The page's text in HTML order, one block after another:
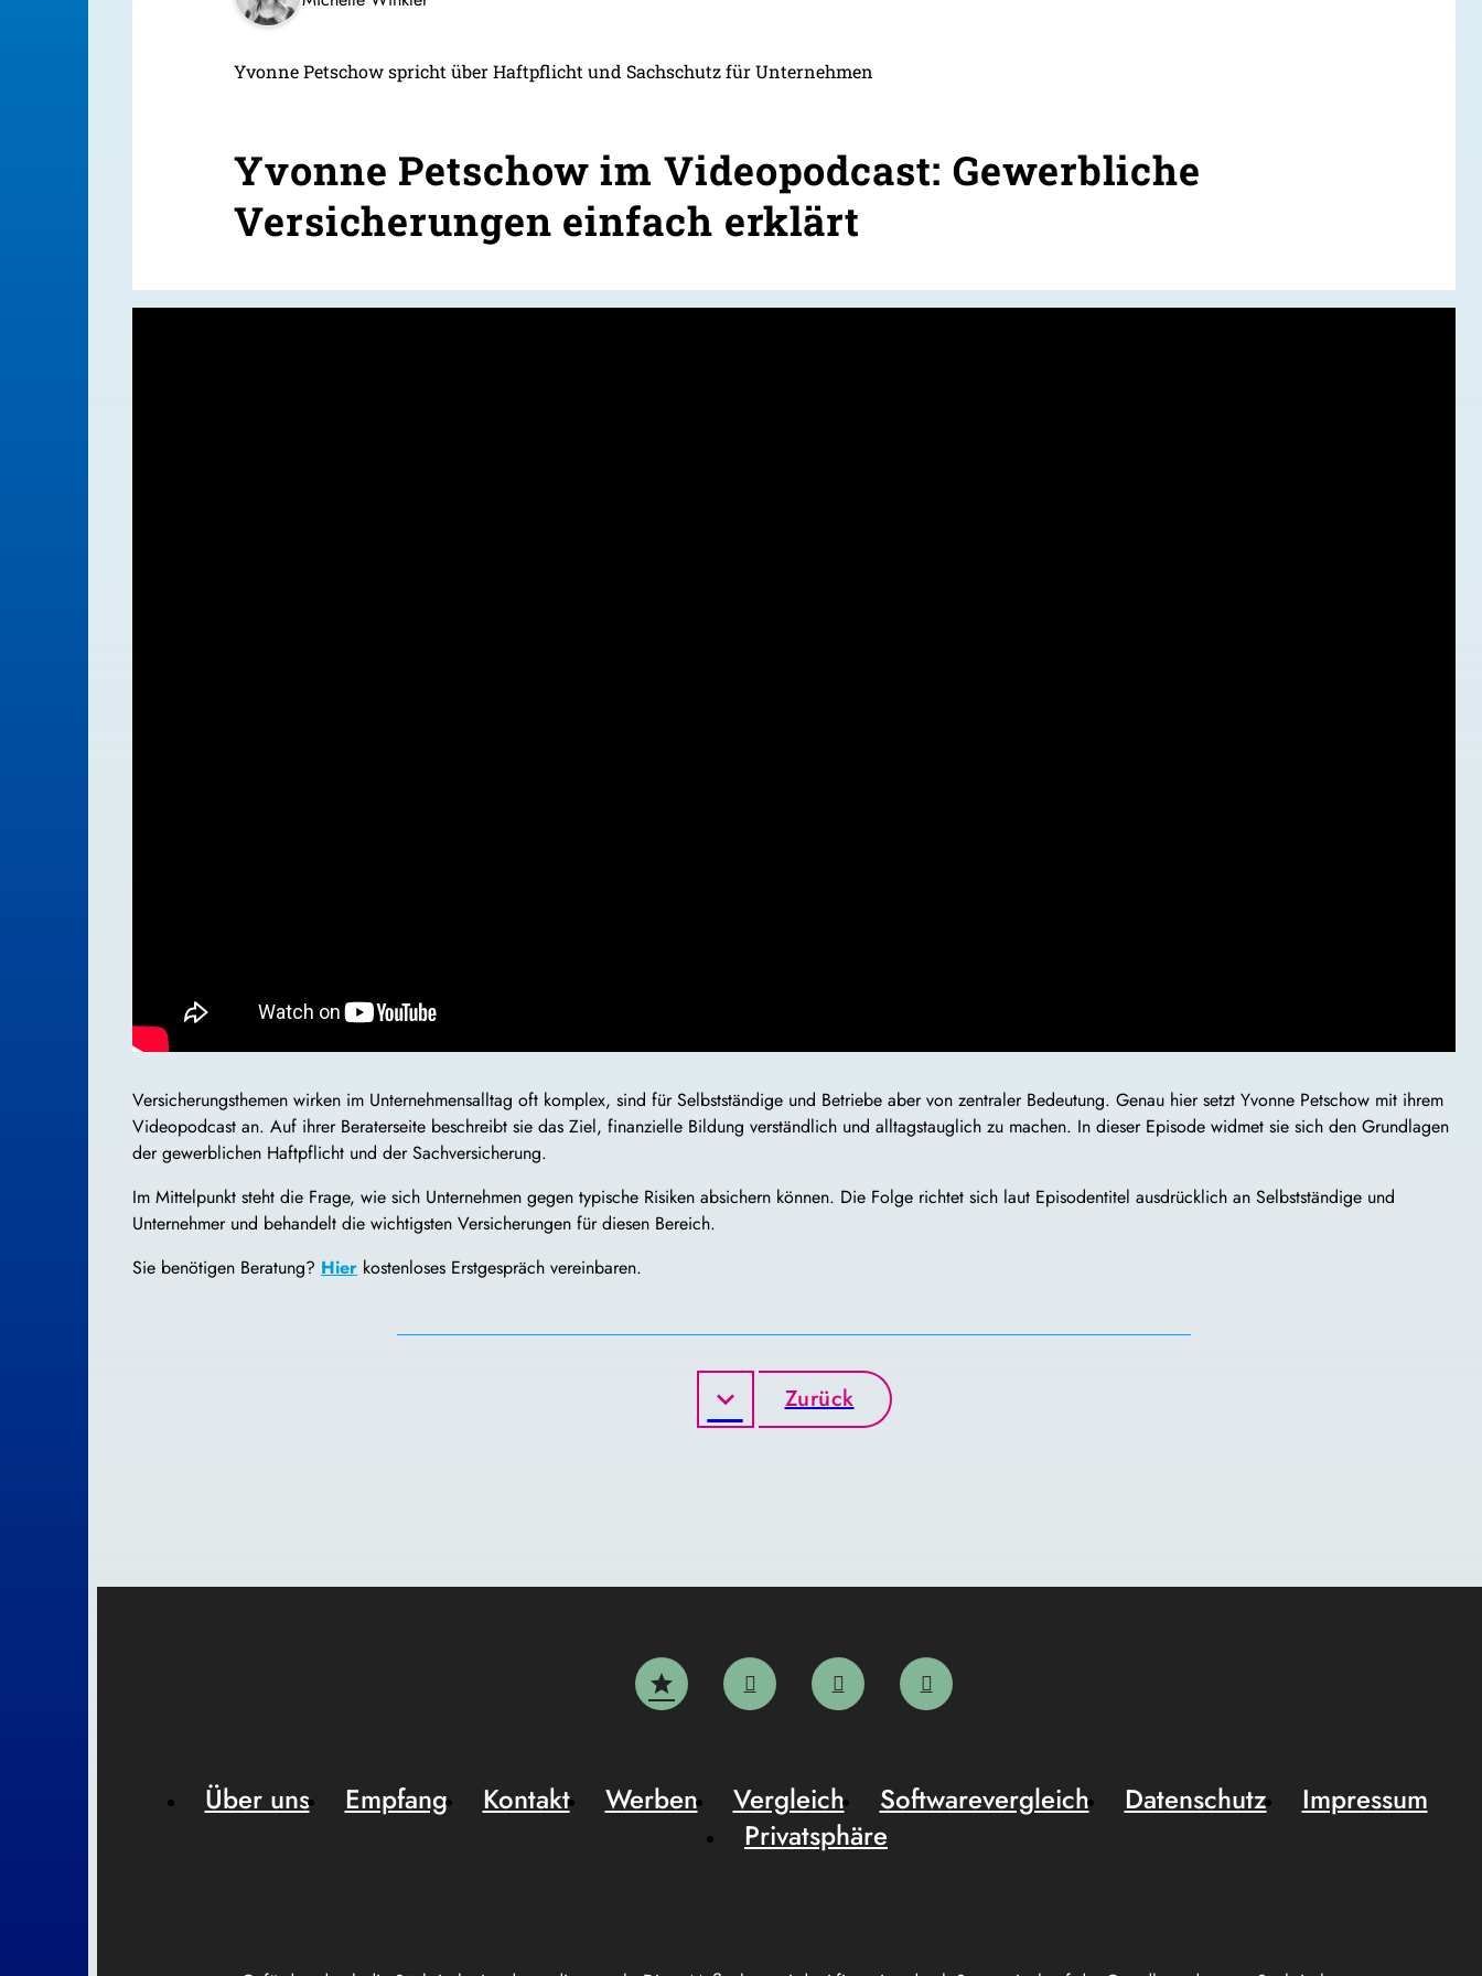
Yvonne Petschow spricht über Haftpflicht und Sachschutz für Unternehmen
Yvonne Petschow im Videopodcast: Gewerbliche
Versicherungen einfach erklärt
Versicherungsthemen wirken im Unternehmensalltag oft komplex, sind für Selbstständige und Betriebe aber von zentraler Bedeutung. Genau hier setzt Yvonne Petschow mit ihrem
Videopodcast an. Auf ihrer Beraterseite beschreibt sie das Ziel, finanzielle Bildung verständlich und alltagstauglich zu machen. In dieser Episode widmet sie sich den Grundlagen
der gewerblichen Haftpflicht und der Sachversicherung.
Im Mittelpunkt steht die Frage, wie sich Unternehmen gegen typische Risiken absichern können. Die Folge richtet sich laut Episodentitel ausdrücklich an Selbstständige und
Unternehmer und behandelt die wichtigsten Versicherungen für diesen Bereich.
Sie benötigen Beratung? Hier kostenloses Erstgespräch vereinbaren.
Zurück
Über uns Empfang Kontakt Werben Vergleich Softwarevergleich Datenschutz
Impressum
Privatsphäre